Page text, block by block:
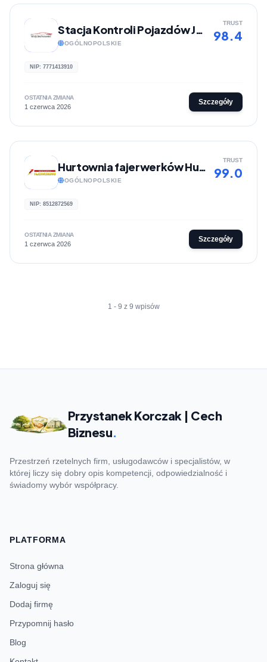
Stacja Kontroli Pojazdów Jerzy Wojciechowski
OGÓLNOPOLSKIE
TRUST
98.4
NIP: 7771413910
OSTATNIA ZMIANA
1 czerwca 2026
Szczegóły
Hurtownia fajerwerków Hurtownia fajerwerkowo
OGÓLNOPOLSKIE
TRUST
99.0
NIP: 8512872569
OSTATNIA ZMIANA
1 czerwca 2026
Szczegóły
1 - 9 z 9 wpisów
Przystanek Korczak | Cech
Biznesu.
Przestrzeń rzetelnych firm, usługodawców i specjalistów, w
której liczy się dobry opis kompetencji, odpowiedzialność i
świadomy wybór współpracy.
PLATFORMA
Strona główna
Zaloguj się
Dodaj firmę
Przypomnij hasło
Blog